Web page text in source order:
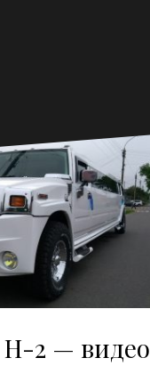
2 — видео